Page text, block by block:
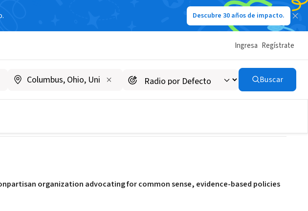
Descubre 30 años de impacto.
Ingresa Regístrate
Buscar
organization advocating for common sense, evidence-based policies